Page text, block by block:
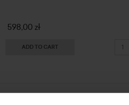
598,00 zł
ADD TO CART